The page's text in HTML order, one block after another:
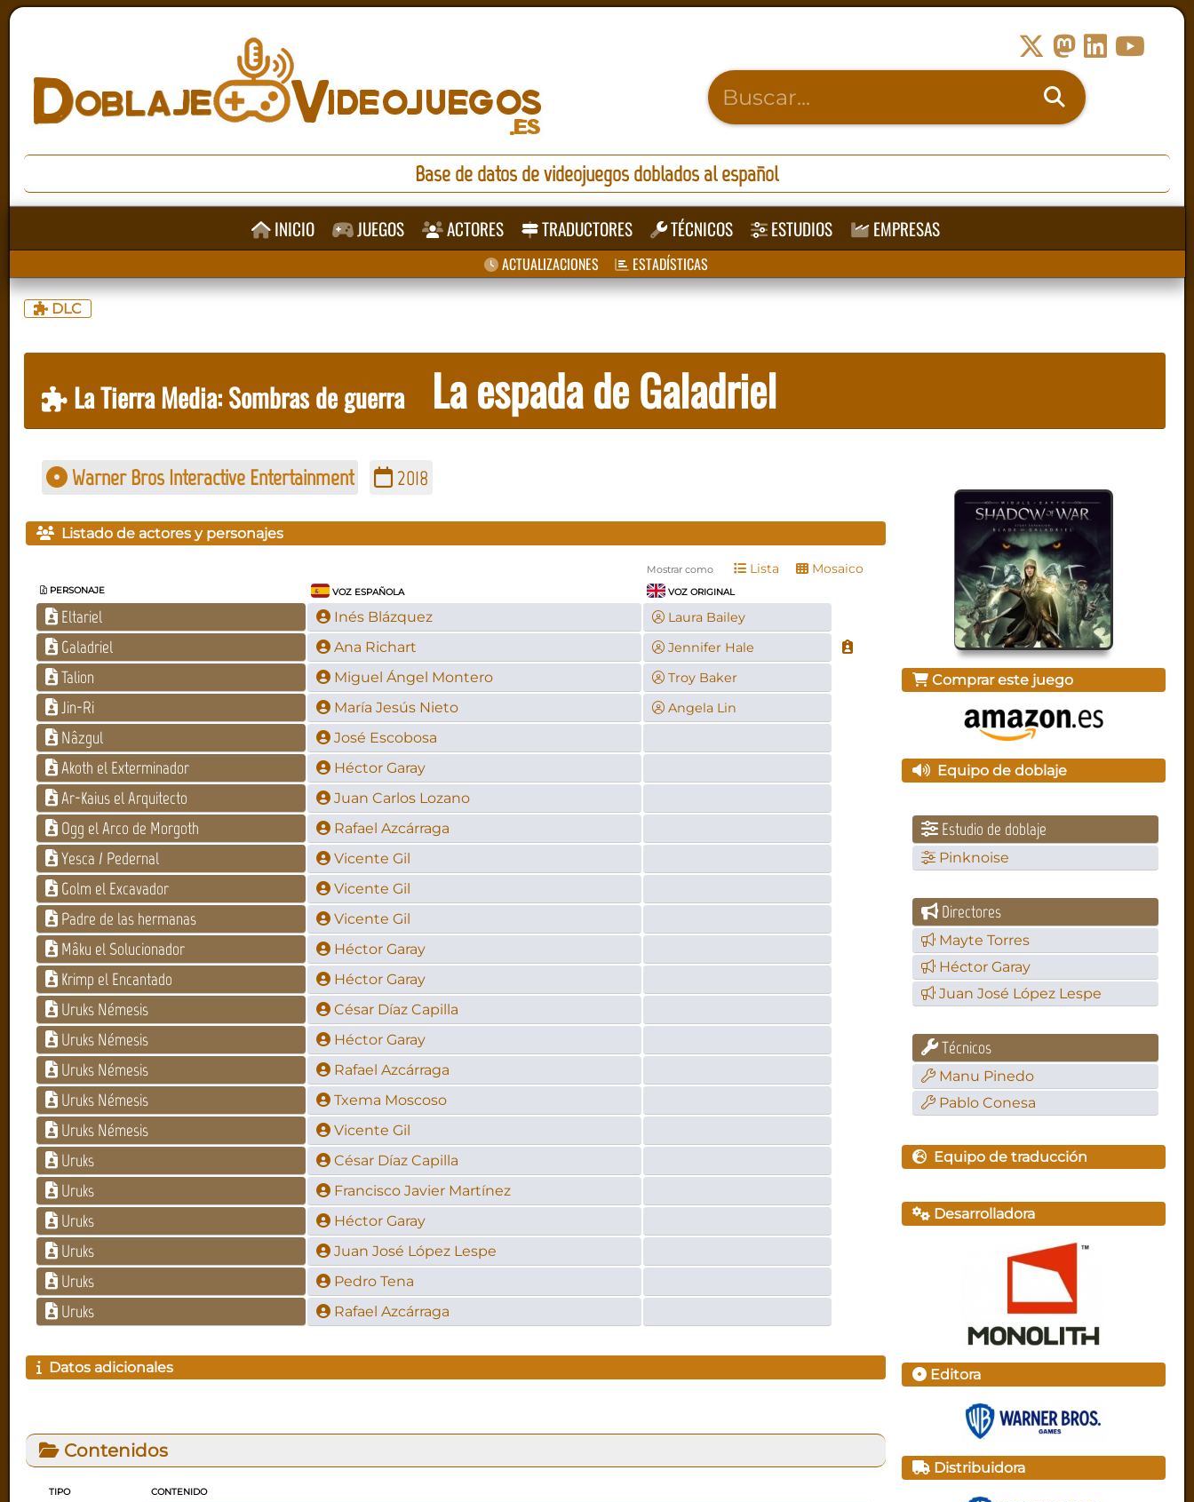
Base de datos de videojuegos doblados al español
INICIO JUEGOS ACTORES TRADUCTORES TÉCNICOS ESTUDIOS EMPRESAS
ACTUALIZACIONES ESTADÍSTICAS
DLC
La Tierra Media: Sombras de guerra La espada de Galadriel
Warner Bros Interactive Entertainment 2018
Listado de actores y personajes
Mostrar como Lista Mosaico
PERSONAJE VOZ ESPAÑOLA VOZ ORIGINAL
Eltariel Inés Blázquez Laura Bailey
Galadriel Ana Richart Jennifer Hale
Talion Miguel Ángel Montero Troy Baker
Jin-Ri María Jesús Nieto Angela Lin
Nâzgul José Escobosa
Akoth el Exterminador Héctor Garay
Ar-Kaius el Arquitecto Juan Carlos Lozano
Ogg el Arco de Morgoth Rafael Azcárraga
Yesca / Pedernal Vicente Gil
Golm el Excavador Vicente Gil
Padre de las hermanas Vicente Gil
Mâku el Solucionador Héctor Garay
Krimp el Encantado Héctor Garay
Uruks Némesis César Díaz Capilla
Uruks Némesis Héctor Garay
Uruks Némesis Rafael Azcárraga
Uruks Némesis Txema Moscoso
Uruks Némesis Vicente Gil
Uruks César Díaz Capilla
Uruks Francisco Javier Martínez
Uruks Héctor Garay
Uruks Juan José López Lespe
Uruks Pedro Tena
Uruks Rafael Azcárraga
Datos adicionales
Contenidos
TIPO CONTENIDO
Comprar este juego
Equipo de doblaje
Estudio de doblaje
Pinknoise
Directores
Mayte Torres
Héctor Garay
Juan José López Lespe
Técnicos
Manu Pinedo
Pablo Conesa
Equipo de traducción
Desarrolladora
Editora
Distribuidora